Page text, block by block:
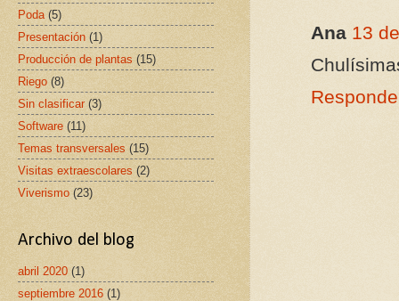
Ana 13
Poda (5)
Presentación (1)
Producción de plantas (15)
Riego (8)
Sin clasificar (3)
Software (11)
Temas transversales (15)
Visitas extraescolares (2)
Viverismo (23)
Archivo del blog
abril 2020 (1)
septiembre 2016 (1)